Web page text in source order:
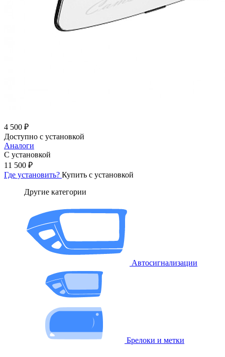
4 500 ₽
Доступно с установкой
Аналоги
С установкой
11 500 ₽
Где установить? Купить с установкой
Другие категории
Автосигнализации
Брелоки и метки